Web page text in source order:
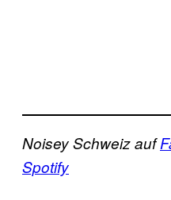
Noisey Schweiz auf
Spotify